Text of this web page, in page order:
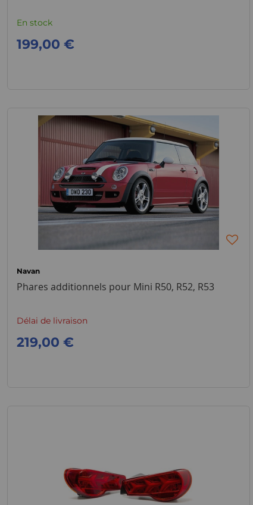
En stock
199,00 €
Navan
Phares additionnels pour Mini R50, R52, R53
Délai de livraison
219,00 €